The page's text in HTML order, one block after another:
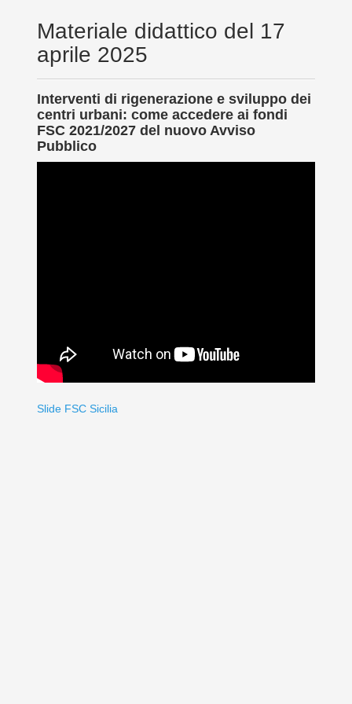
Materiale didattico del 17
aprile 2025
Interventi di rigenerazione e sviluppo dei
centri urbani: come accedere ai fondi
FSC 2021/2027 del nuovo Avviso
Pubblico
Slide FSC Sicilia